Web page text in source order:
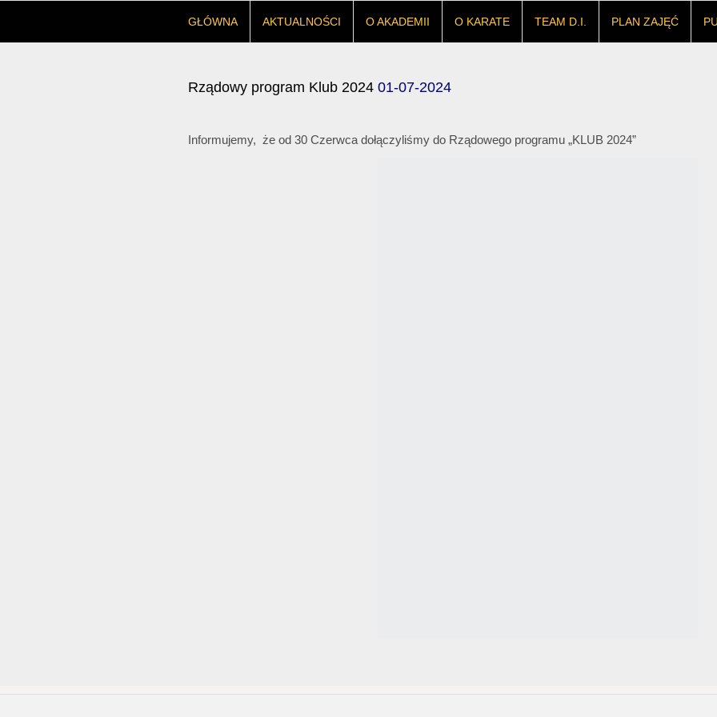
GŁÓWNA AKTUALNOŚCI O AKADEMII O KARATE TEAM D.I. PLAN ZAJĘĆ
Rządowy program Klub 2024 01-07-2024
Informujemy, że od 30 Czerwca dołączyliśmy do Rządowego programu „KLUB 2024”